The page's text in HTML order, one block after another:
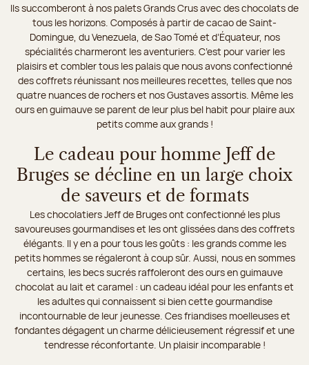
Ils succomberont à nos palets Grands Crus avec des chocolats de
tous les horizons. Composés à partir de cacao de Saint-
Domingue, du Venezuela, de Sao Tomé et d’Équateur, nos
spécialités charmeront les aventuriers. C’est pour varier les
plaisirs et combler tous les palais que nous avons confectionné
des coffrets réunissant nos meilleures recettes, telles que nos
quatre nuances de rochers et nos Gustaves assortis. Même les
ours en guimauve se parent de leur plus bel habit pour plaire aux
petits comme aux grands !
Le cadeau pour homme Jeff de
Bruges se décline en un large choix
de saveurs et de formats
Les chocolatiers Jeff de Bruges ont confectionné les plus
savoureuses gourmandises et les ont glissées dans des coffrets
élégants. Il y en a pour tous les goûts : les grands comme les
petits hommes se régaleront à coup sûr. Aussi, nous en sommes
certains, les becs sucrés raffoleront des ours en guimauve
chocolat au lait et caramel : un cadeau idéal pour les enfants et
les adultes qui connaissent si bien cette gourmandise
incontournable de leur jeunesse. Ces friandises moelleuses et
fondantes dégagent un charme délicieusement régressif et une
tendresse réconfortante. Un plaisir incomparable !